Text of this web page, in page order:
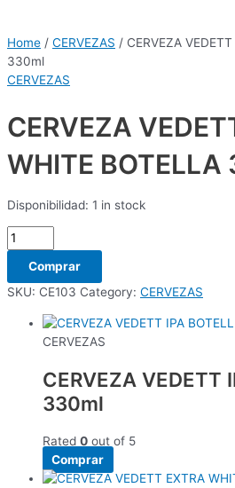
Home / CERVEZAS / CERVEZA
330ml
CERVEZAS
CERVEZA
WHITE
Disponibilidad: 1 in stock
Comprar
SKU: CE103 Category: CERVEZAS
CERVEZAS
CERVEZA VEDETT
330ml
Rated 0 out of 5
Comprar